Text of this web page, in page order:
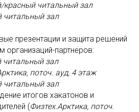
красный читальный зал
читальный зал
презентации и защита решений
организаций-партнеров:
читальный зал
поточ. ауд, 4 этаж
читальный зал
итогов хакатонов и
(Физтех.Арктика, поточ.